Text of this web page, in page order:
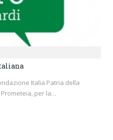
Italia Patria della
per la…